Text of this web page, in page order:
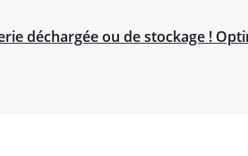
déchargée ou de stockage !